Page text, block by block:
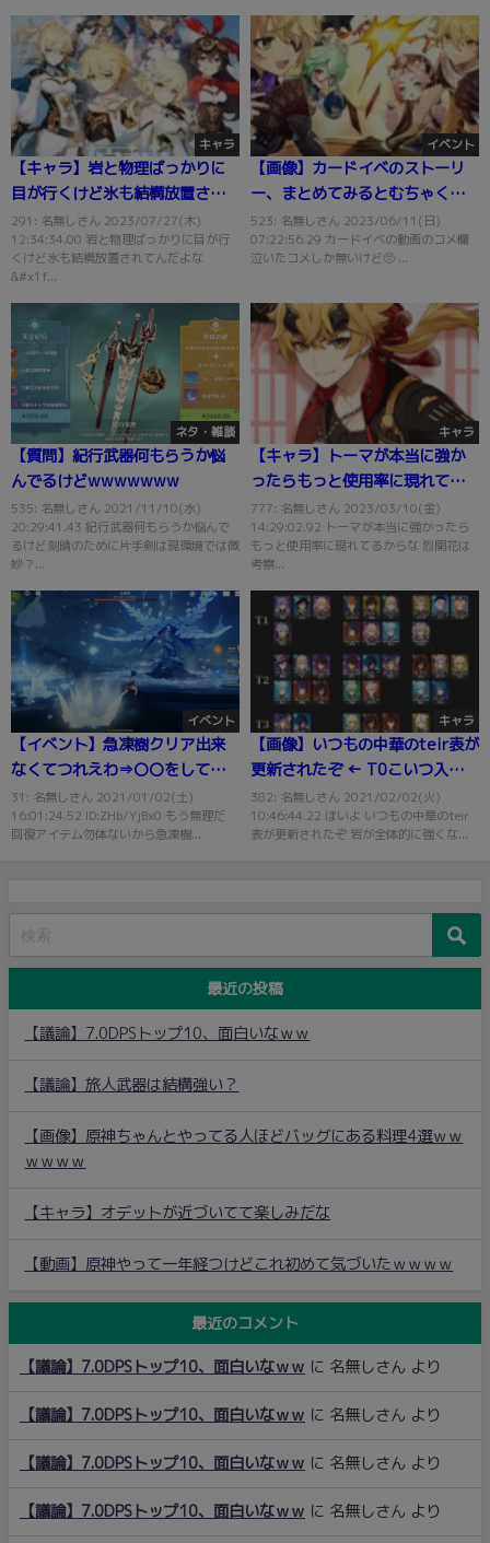
キャラ
【キャラ】岩と物理ばっかりに
目が行くけど氷も結構放置され
てんだよな
291: 名無しさん 2023/07/27(木)
12:34:34.00 岩と物理ばっかりに目が行
くけど氷も結構放置されてんだよな
&#x1f...
イベント
【画像】カードイベのストーリ
ー、まとめてみるとむちゃくち
ゃ過ぎるｗｗ
523: 名無しさん 2023/06/11(日)
07:22:56.29 カードイベの動画のコメ欄
泣いたコメしか無いけど🥺 ...
ネタ・雑談
【質問】紀行武器何もらうか悩
んでるけどwwwwwww
535: 名無しさん 2021/11/10(水)
20:29:41.43 紀行武器何もらうか悩んで
るけど刻晴のために片手剣は現環境では微
妙？...
キャラ
【キャラ】トーマが本当に強か
ったらもっと使用率に現れてる
からな
777: 名無しさん 2023/03/10(金)
14:29:02.92 トーマが本当に強かったら
もっと使用率に現れてるからな 烈開花は
考察...
イベント
【イベント】急凍樹クリア出来
なくてつれえわ⇒〇〇をしてい
くしかないな
31: 名無しさん 2021/01/02(土)
16:01:24.52 ID:ZHb/YjBx0 もう無理だ
回復アイテム勿体ないから急凍樹...
キャラ
【画像】いつもの中華のteir表が
更新されたぞ ← T0こいつ入って
るのかよｗｗｗ
382: 名無しさん 2021/02/02(火)
10:46:44.22 ほいよ いつもの中華のteir
表が更新されたぞ 岩が全体的に強くな...
最近の投稿
【議論】7.0DPSトップ10、面白いなｗｗ
【議論】旅人武器は結構強い？
【画像】原神ちゃんとやってる人ほどバッグにある料理4選ｗｗ
ｗｗｗｗ
【キャラ】オデットが近づいてて楽しみだな
【動画】原神やって一年経つけどこれ初めて気づいたｗｗｗｗ
最近のコメント
【議論】7.0DPSトップ10、面白いなｗｗ に 名無しさん より
【議論】7.0DPSトップ10、面白いなｗｗ に 名無しさん より
【議論】7.0DPSトップ10、面白いなｗｗ に 名無しさん より
【議論】7.0DPSトップ10、面白いなｗｗ に 名無しさん より